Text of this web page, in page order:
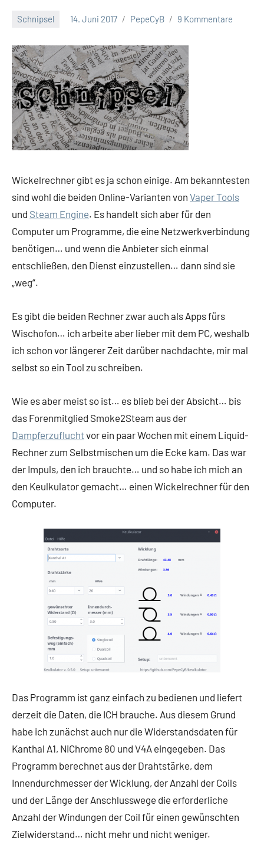
Schnipsel 14. Juni 2017 PepeCyB 9 Kommentare
Wickelrechner gibt es ja schon einige. Am bekanntesten
sind wohl die beiden Online-Varianten von Vaper Tools
und Steam Engine. Es handelt sich aber für den
Computer um Programme, die eine Netzwerkverbindung
benötigen… und wenn die Anbieter sich einmal
entschließen, den Dienst einzustellen… dann sind sie
„weg“.
Es gibt die beiden Rechner zwar auch als Apps fürs
Wischofon… ich arbeite aber lieber mit dem PC, weshalb
ich schon vor längerer Zeit darüber nachdachte, mir mal
selbst so ein Tool zu schreiben.
Wie es aber meist so ist… es blieb bei der Absicht… bis
das Forenmitglied Smoke2Steam aus der
Dampferzufluchtvor ein paar Wochen mit einem Liquid-
Rechner zum Selbstmischen um die Ecke kam. Das war
der Impuls, den ich brauchte… und so habe ich mich an
den Keulkulator gemacht… einen Wickelrechner für den
Computer.
Das Programm ist ganz einfach zu bedienen und liefert
derzeit die Daten, die ICH brauche. Aus diesem Grund
habe ich zunächst auch nur die Widerstandsdaten für
Kanthal A1, NiChrome 80 und V4A eingegeben. Das
Programm berechnet aus der Drahtstärke, dem
Innendurchmesser der Wicklung, der Anzahl der Coils
und der Länge der Anschlusswege die erforderliche
Anzahl der Windungen der Coil für einen gewünschten
Zielwiderstand… nicht mehr und nicht weniger.